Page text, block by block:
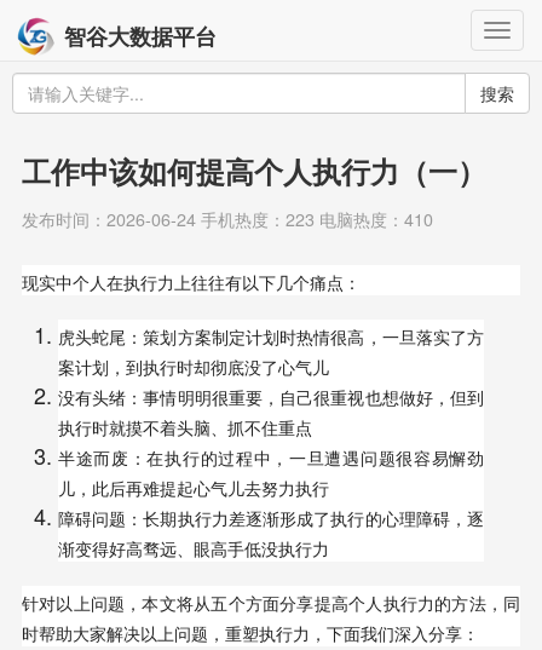
智谷大数据平台
搜索
工作中该如何提高个人执行力（一）
发布时间：2026-06-24 手机热度：223 电脑热度：410
现实中个人在执行力上往往有以下几个痛点：
虎头蛇尾：策划方案制定计划时热情很高，一旦落实了方
案计划，到执行时却彻底没了心气儿
没有头绪：事情明明很重要，自己很重视也想做好，但到
执行时就摸不着头脑、抓不住重点
半途而废：在执行的过程中，一旦遭遇问题很容易懈劲
儿，此后再难提起心气儿去努力执行
障碍问题：长期执行力差逐渐形成了执行的心理障碍，逐
渐变得好高骛远、眼高手低没执行力
针对以上问题，本文将从五个方面分享提高个人执行力的方法，同
时帮助大家解决以上问题，重塑执行力，下面我们深入分享：